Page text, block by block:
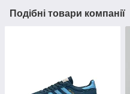
Подібні товари компанії